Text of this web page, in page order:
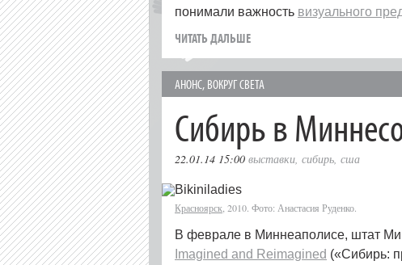
понимали важность визуального
ЧИТАТЬ ДАЛЬШЕ
АНОНС, ВОКРУГ СВЕТА
Сибирь в
22.01.14 15:00 выставки, сибирь, сша
Красноярск , 2010. Фото: Анастасия Руденко.
В феврале в Миннеаполисе, штат
Imagined and Reimagined («Сибирь: